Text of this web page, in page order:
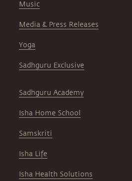
Music
Media & Press Releases
Yoga
Sadhguru Exclusive
Sadhguru Academy
Isha Home School
Samskriti
Isha Life
Isha Health Solutions